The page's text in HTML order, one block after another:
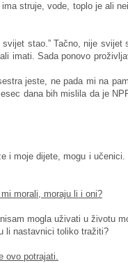
struje, vode, toplo je ali
stao.” Tačno, nije svijet
imati. Sada ponovo
jeste, ne pada mi na
dana bih mislila da je
i moje dijete, mogu i učenici.
morali, moraju li i oni?
mogla uživati u životu
li nastavnici toliko tražiti?
ovo potrajati.